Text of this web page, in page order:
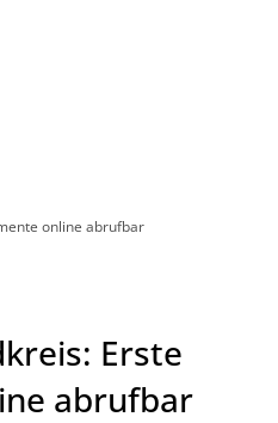
online abrufbar
Erste
abrufbar